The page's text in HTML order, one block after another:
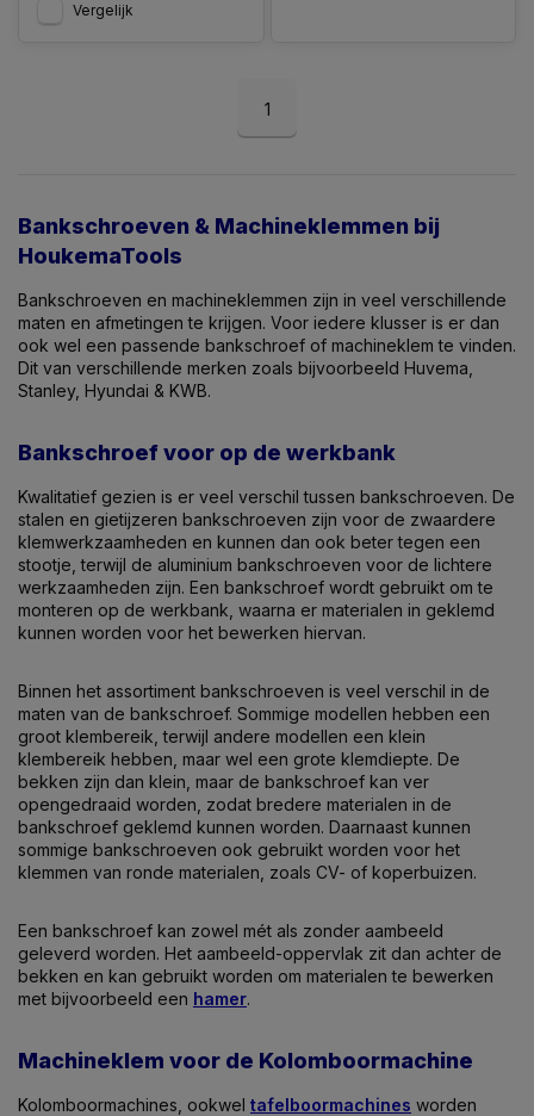
Vergelijk
1
Bankschroeven & Machineklemmen bij
HoukemaTools
Bankschroeven en machineklemmen zijn in veel verschillende
maten en afmetingen te krijgen. Voor iedere klusser is er dan
ook wel een passende bankschroef of machineklem te vinden.
Dit van verschillende merken zoals bijvoorbeeld Huvema,
Stanley, Hyundai & KWB.
Bankschroef voor op de werkbank
Kwalitatief gezien is er veel verschil tussen bankschroeven. De
stalen en gietijzeren bankschroeven zijn voor de zwaardere
klemwerkzaamheden en kunnen dan ook beter tegen een
stootje, terwijl de aluminium bankschroeven voor de lichtere
werkzaamheden zijn. Een bankschroef wordt gebruikt om te
monteren op de werkbank, waarna er materialen in geklemd
kunnen worden voor het bewerken hiervan.
Binnen het assortiment bankschroeven is veel verschil in de
maten van de bankschroef. Sommige modellen hebben een
groot klembereik, terwijl andere modellen een klein
klembereik hebben, maar wel een grote klemdiepte. De
bekken zijn dan klein, maar de bankschroef kan ver
opengedraaid worden, zodat bredere materialen in de
bankschroef geklemd kunnen worden. Daarnaast kunnen
sommige bankschroeven ook gebruikt worden voor het
klemmen van ronde materialen, zoals CV- of koperbuizen.
Een bankschroef kan zowel mét als zonder aambeeld
geleverd worden. Het aambeeld-oppervlak zit dan achter de
bekken en kan gebruikt worden om materialen te bewerken
met bijvoorbeeld een hamer.
Machineklem voor de Kolomboormachine
Kolomboormachines, ookwel tafelboormachines worden